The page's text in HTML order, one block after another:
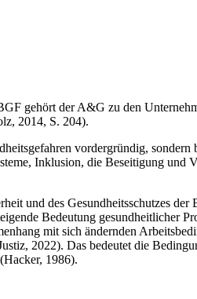
gehört der A&G zu den
2014, S. 204).
vordergründig,
Inklusion, die Beseitigung
und des Gesundheitsschutzes
Bedeutung gesundheitlicher
mit sich ändernden
2022). Das bedeutet die
1986).